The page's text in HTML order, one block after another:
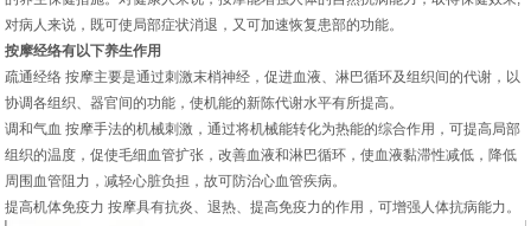
对病人来说，既可使局部症状消退，又可加速恢复患部的功能。
按摩经络有以下养生作用
疏通经络 按摩主要是通过刺激末梢神经，促进血液、淋巴循环及组织间的代谢，以
协调各组织、器官间的功能，使机能的新陈代谢水平有所提高。
调和气血 按摩手法的机械刺激，通过将机械能转化为热能的综合作用，可提高局部
组织的温度，促使毛细血管扩张，改善血液和淋巴循环，使血液黏滞性减低，降低
周围血管阻力，减轻心脏负担，故可防治心血管疾病。
提高机体免疫力 按摩具有抗炎、退热、提高免疫力的作用，可增强人体抗病能力。